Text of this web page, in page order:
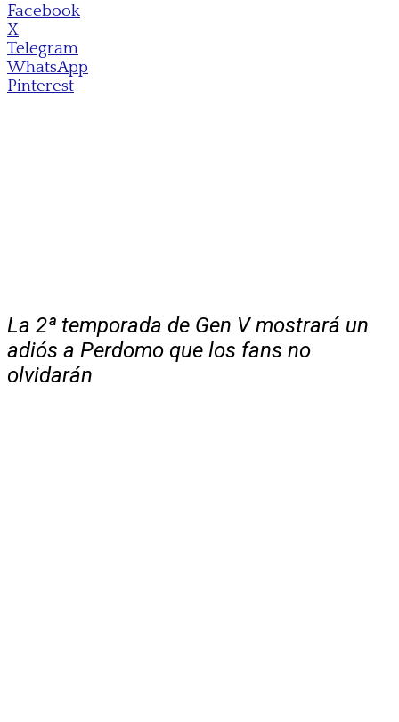
Facebook
X
Telegram
WhatsApp
Pinterest
La 2ª temporada de Gen V mostrará un
adiós a Perdomo que los fans no
olvidarán